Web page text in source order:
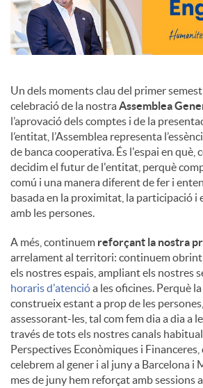
Un dels moments clau del primer
celebració de la nostra Assemblea
l’aprovació dels comptes i de la
l’entitat, l’Assemblea representa
de banca cooperativa. És l'espai en què,
decidim el futur de l'entitat, perquè
comú i una manera diferent de fer i
basada en la proximitat, la participació i
amb les persones.
A més, continuem reforçant la nostra
arrelament al territori: continuem
els nostres espais, ampliant els nostres
horaris d'atencióa les oficines. Perquè
construeix estant a prop de les
assessorant-les, tal com fem dia a dia a
través de tots els nostres canals
Perspectives Econòmiques i Financeres,
celebrem al gener i al juny a Barcelona i
mes de juny hem reforçat amb sessions